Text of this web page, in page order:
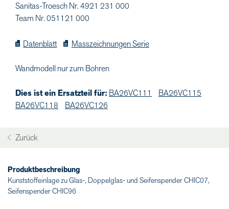
Sanitas-Troesch Nr. 4921 231 000
Team Nr. 051121 000
Datenblatt Masszeichnungen Serie
Wandmodell nur zum Bohren
Dies ist ein Ersatzteil für: BA26VC111
BA26VC115
BA26VC118
BA26VC126
Zurück
Produktbeschreibung
Kunststoffeinlage zu Glas-, Doppelglas- und Seifenspender CHIC07,
Seifenspender CHIC96